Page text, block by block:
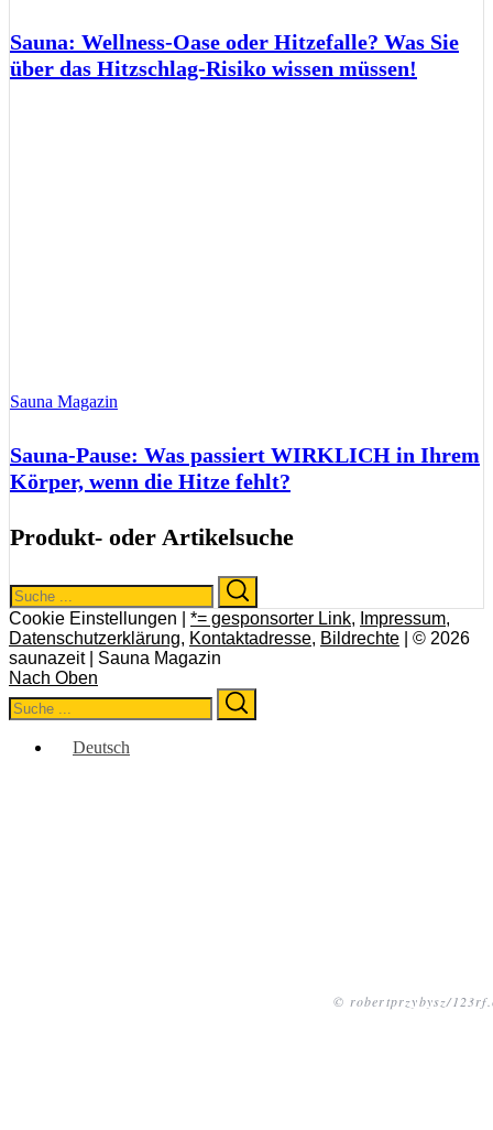
© robertprzybysz/
Sauna: Wellness-Oase oder Hitzefalle? Was Sie
über das Hitzschlag-Risiko wissen müssen!
Sauna Magazin
Sauna-Pause: Was passiert WIRKLICH in Ihrem
Körper, wenn die Hitze fehlt?
Produkt- oder Artikelsuche
Search
for:
Cookie Einstellungen | *= gesponsorter Link, Impressum,
Datenschutzerklärung, Kontaktadresse, Bildrechte | © 2026
saunazeit | Sauna Magazin
Nach Oben
Search
for:
Deutsch